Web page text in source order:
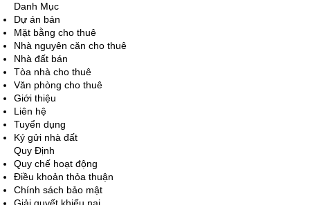
Danh Mục
Dự án bán
Mặt bằng cho thuê
Nhà nguyên căn cho thuê
Nhà đất bán
Tòa nhà cho thuê
Văn phòng cho thuê
Giới thiệu
Liên hệ
Tuyển dụng
Ký gửi nhà đất
Quy Định
Quy chế hoạt động
Điều khoản thỏa thuận
Chính sách bảo mật